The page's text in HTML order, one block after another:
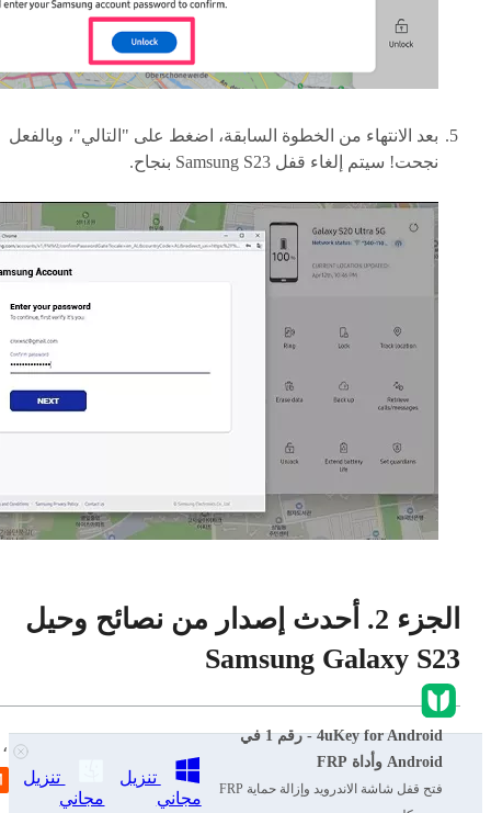
بعد الانتهاء من الخطوة السابقة، اضغط على "التالي"، وبالفعل
نجحت! سيتم إلغاء قفل Samsung S23 بنجاح.
الجزء 2. أحدث إصدار من نصائح وحيل
Samsung Galaxy S23
تتميز أحدث سلسلة S-series من Samsung ، Samsung Galaxy S23،
بالأجهزة التي تمت ترقيتها وأحدث تحسينات برنامج OneUI. على
الرغم من أن OneUI بديهي بالفعل، إلا أنه يحتوي على العديد من
4uKey for Android - رقم 1 في
Android وأداة FRP
فتح قفل شاشة الاندرويد وإزالة حماية FRP
تنزيل
مجاني
تنزيل
مجاني